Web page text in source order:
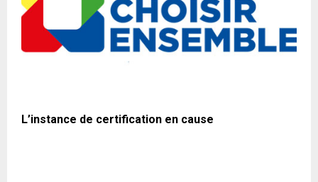
L’instance de certification en cause